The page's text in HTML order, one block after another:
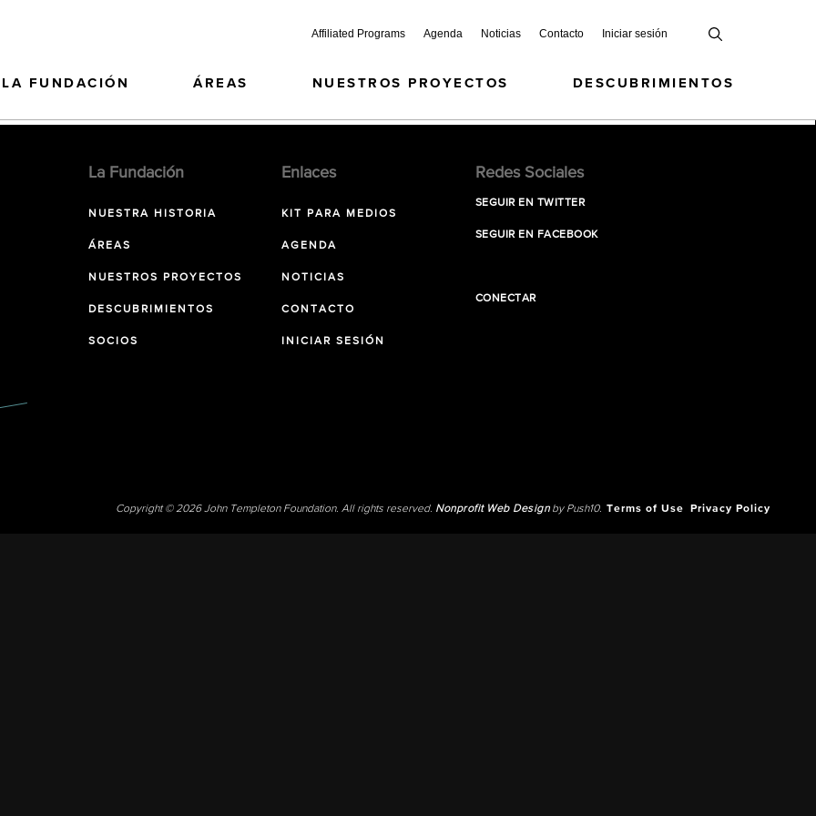
Affiliated Programs Agenda Noticias Contacto Iniciar sesión
LA FUNDACIÓN ÁREAS NUESTROS PROYECTOS DESCUBRIMIENTOS
La Fundación
NUESTRA HISTORIA
ÁREAS
NUESTROS PROYECTOS
DESCUBRIMIENTOS
SOCIOS
Enlaces
KIT PARA MEDIOS
AGENDA
NOTICIAS
CONTACTO
INICIAR SESIÓN
Redes Sociales
SEGUIR EN TWITTER
SEGUIR EN FACEBOOK
CONECTAR
Copyright © 2026 John Templeton Foundation. All rights reserved. Nonprofit Web Designby Push10. Terms of Use Privacy Policy